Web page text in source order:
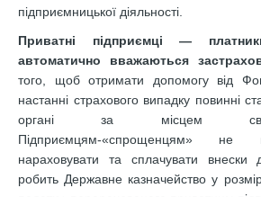
підприємницької діяльності.
Приватні підприємці —
автоматично вважаються
того, щоб отримати допомогу від
настанні страхового випадку повинні
органі за місцем
Підприємцям-«спрощенцям» не
нараховувати та сплачувати
робить Державне казначейство у